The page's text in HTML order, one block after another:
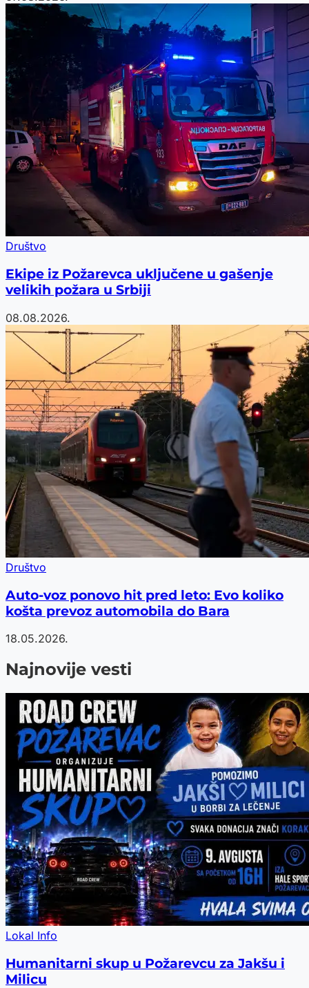
Društvo
Ekipe iz Požarevca uključene u gašenje
velikih požara u Srbiji
08.08.2026.
Društvo
Auto-voz ponovo hit pred leto: Evo koliko
košta prevoz automobila do Bara
18.05.2026.
Najnovije vesti
Lokal Info
Humanitarni skup u Požarevcu za Jakšu i
Milicu